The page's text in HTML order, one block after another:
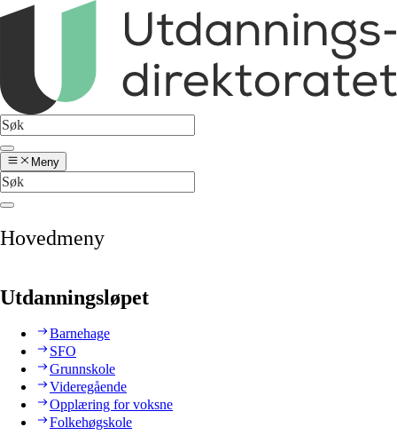
Meny
Hovedmeny
Utdanningsløpet
Barnehage
SFO
Grunnskole
Videregående
Opplæring for voksne
Folkehøgskole